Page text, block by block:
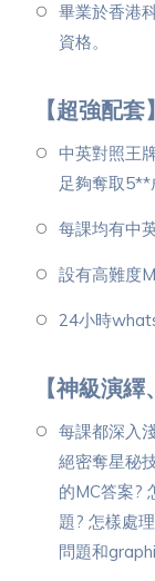
畢業於香港
資格。
【超強配套】
中英對照王
足夠奪取5**
每課均有中
設有高難度
24小時
【神級演繹
每課都深入
絕密奪星秘
的MC答案?
題? 怎樣處
問題和